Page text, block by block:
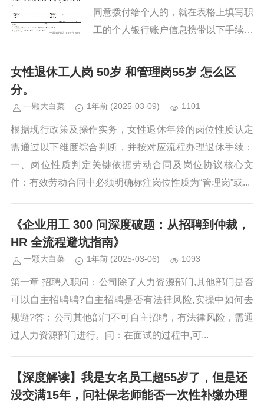
同意拨付给个人的，就在表格上填写职
工的个人银行账户信息携带以下手续：
津贴（补贴）申领表（加盖单位公
明》...
女性退休工人岗 50岁 和管理岗55岁 怎么区
分。
一颗大白菜 1年前 (2025-03-09) 1101
根据现行政策及操作实务，女性退休年龄的岗位性质认定
需通过以下维度综合判断，并按对应流程办理退休手续：
一、岗位性质判定关键依据劳动合同及岗位协议核心文
件：有效劳动合同中必须明确标注岗位性质为“管理岗”或...
《企业用工 300 问深度破题：从招聘到仲裁，
HR 全流程避坑指南》
一颗大白菜 1年前 (2025-03-06) 1093
第一章 招聘入职问：公司除了人力资源部门,其他部门是否
可以自主招聘聘?自主招聘是否有法律风险,实操中如何去
规避?答：公司其他部门不可自主招聘，有法律风险，需通
过人力资源部门进行。问：在面试的过程中,可...
【深度解读】我是女名员工超55岁了，但是还
没交满15年，问社保老师能否一次性补缴办理